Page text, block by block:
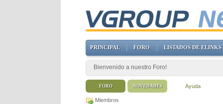
Miembros
PRINCIPAL FORO LISTADOS DE ELINKS
Bienvenido a nuestro Foro!
FORO Ayuda
NOVEDADES